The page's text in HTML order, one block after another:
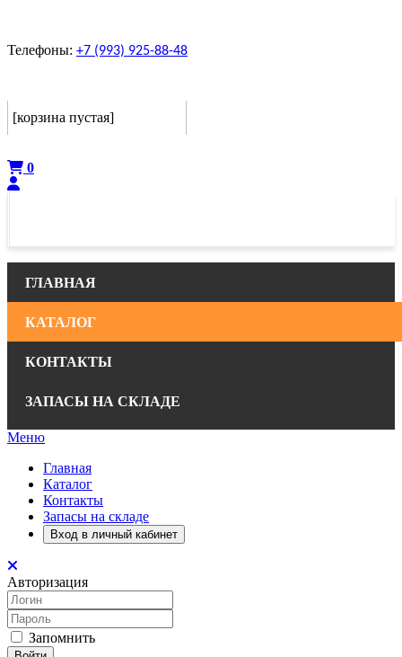
Телефоны: +7 (993) 925-88-48
[корзина пустая]
0
ГЛАВНАЯ
КАТАЛОГ
КОНТАКТЫ
ЗАПАСЫ НА СКЛАДЕ
Меню
Главная
Каталог
Контакты
Запасы на складе
Вход в личный кабинет
Авторизация
Запомнить